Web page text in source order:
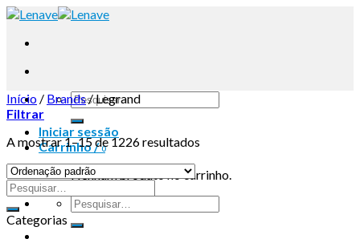
Iniciar sessão
Carrinho /0
Nenhum produto no carrinho.
Início / Brands/Legrand
Filtrar
A mostrar 1–15 de 1226 resultados
Categorias